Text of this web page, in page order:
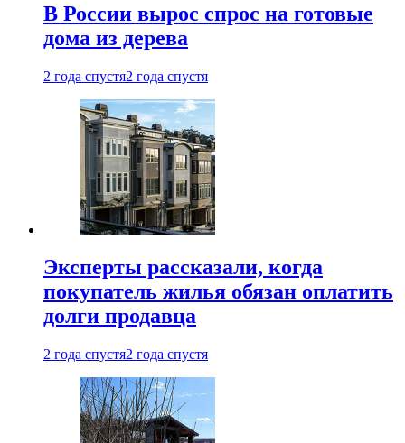
В России вырос спрос на готовые
дома из дерева
2 года спустя2 года спустя
Эксперты рассказали, когда
покупатель жилья обязан оплатить
долги продавца
2 года спустя2 года спустя